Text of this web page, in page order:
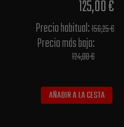
125,00 €
Precio habitual​:156,25 €
Precio más bajo​:
124,00 €
AÑADIR A LA CESTA